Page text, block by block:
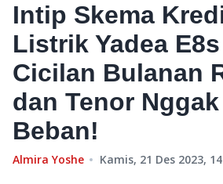
Intip Skema
Listrik Yadea
Cicilan Bulanan
dan Tenor
Beban!
Almira Yoshe Kamis, 21 Des 2023,